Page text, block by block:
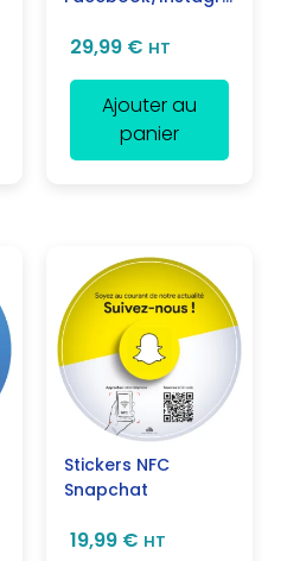
29,99 € HT
Ajouter au
panier
Stickers NFC
Snapchat
19,99 € HT